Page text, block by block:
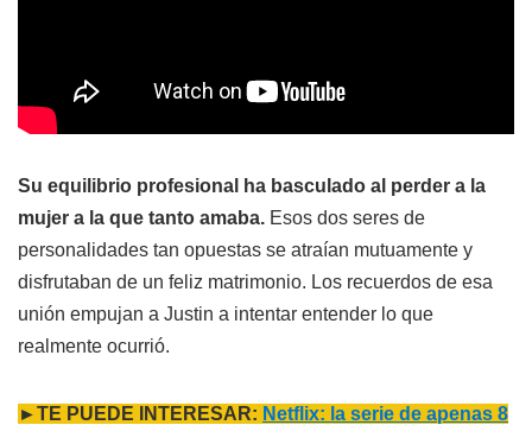
Su equilibrio profesional ha basculado al perder a la
mujer a la que tanto amaba. Esos dos seres de
personalidades tan opuestas se atraían mutuamente y
disfrutaban de un feliz matrimonio. Los recuerdos de esa
unión empujan a Justin a intentar entender lo que
realmente ocurrió.
►TE PUEDE INTERESAR: Netflix: la serie de apenas 8